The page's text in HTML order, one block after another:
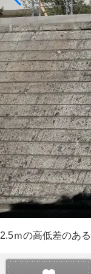
2.5ｍの高低差のあ